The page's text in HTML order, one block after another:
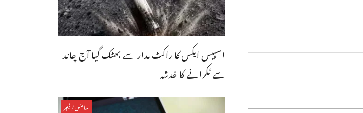
اسپیس ایکس کا راکٹ مدار سے بھٹک گیا آج چاند
سے ٹکرانے کا خدشہ
سائنس/فیچر